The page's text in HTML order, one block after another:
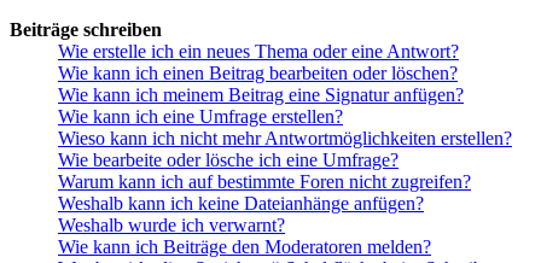
Beiträge schreiben
Wie erstelle ich ein neues Thema oder eine Antwort?
Wie kann ich einen Beitrag bearbeiten oder löschen?
Wie kann ich meinem Beitrag eine Signatur anfügen?
Wie kann ich eine Umfrage erstellen?
Wieso kann ich nicht mehr Antwortmöglichkeiten erstellen?
Wie bearbeite oder lösche ich eine Umfrage?
Warum kann ich auf bestimmte Foren nicht zugreifen?
Weshalb kann ich keine Dateianhänge anfügen?
Weshalb wurde ich verwarnt?
Wie kann ich Beiträge den Moderatoren melden?